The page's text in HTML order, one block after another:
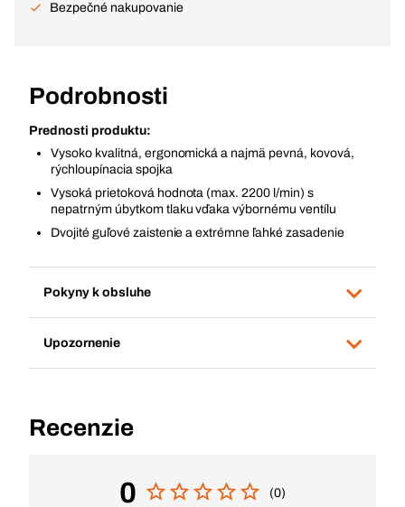
Bezpečné nakupovanie
Podrobnosti
Prednosti produktu:
Vysoko kvalitná, ergonomická a najmä pevná, kovová,
rýchloupínacia spojka
Vysoká prietoková hodnota (max. 2200 l/min) s
nepatrným úbytkom tlaku vďaka výbornému ventílu
Dvojité guľové zaistenie a extrémne ľahké zasadenie
Pokyny k obsluhe
Upozornenie
Recenzie
0 (0)